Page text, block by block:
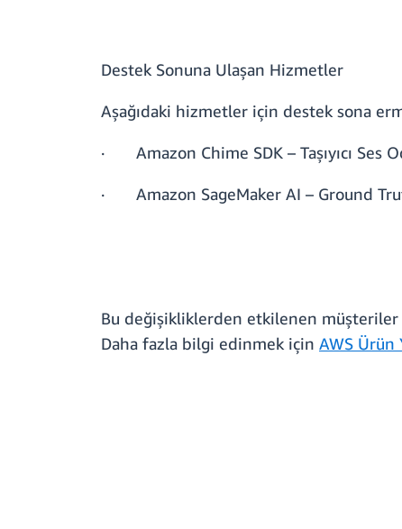
Destek Sonuna Ulaşan Hizmetler
Aşağıdaki hizmetler için destek sona
· Amazon Chime SDK – Taşıyıcı Ses
· Amazon SageMaker AI – Ground
Bu değişikliklerden etkilenen müşteriler
Daha fazla bilgi edinmek için AWS Ürün